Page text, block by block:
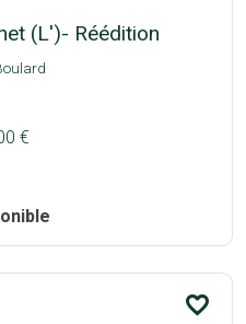
(L')- Réédition
€
favorite_border